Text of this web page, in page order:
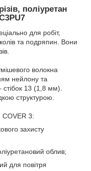
поліуретан
для робіт,
та подряпин. Вони
волокна
нейлону та
стібок 13 (1,8 мм).
структурою.
COVER 3:
захисту
облив;
для повітря